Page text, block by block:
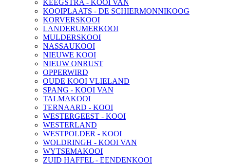
KEEGSTRA - KOOI VAN
KOOIPLAATS - DE SCHIERMONNIKOOG
KORVERSKOOI
LANDERUMERKOOI
MULDERSKOOI
NASSAUKOOI
NIEUWE KOOI
NIEUW ONRUST
OPPERWIRD
OUDE KOOI VLIELAND
SPANG - KOOI VAN
TALMAKOOI
TERNAARD - KOOI
WESTERGEEST - KOOI
WESTERLAND
WESTPOLDER - KOOI
WOLDRINGH - KOOI VAN
WYTSEMAKOOI
ZUID HAFFEL - EENDENKOOI